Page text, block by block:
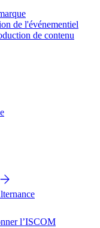
de l'événementiel
de contenu
l’ISCOM